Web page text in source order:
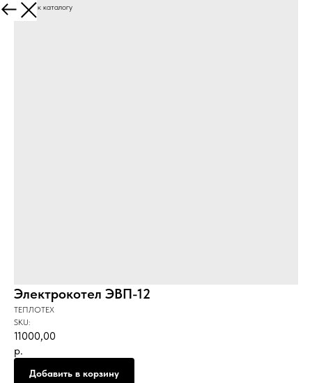
Вернуться к каталогу
Электрокотел ЭВП-12
ТЕПЛОТЕХ
SKU:
11000,00
р.
Добавить в корзину